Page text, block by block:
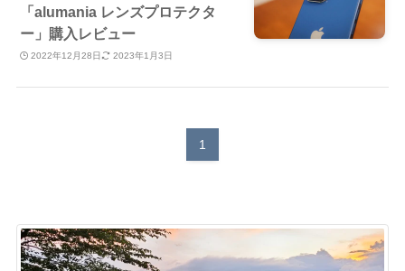
「alumania レンズプロテクタ
ー」購入レビュー
2022年12月28日 2023年1月3日
1